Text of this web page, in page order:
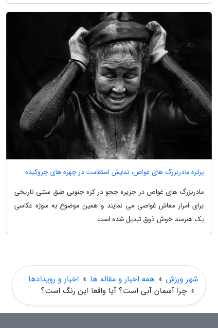
پرتره مادربزرگ های غواص، نمایش استقامت در چهره های چروکیده
مادربزرگ های غواص در جزیره ججو در کره جنوبی طبق سنتی تاریخی
برای امرار معاش غواصی می نمایند و همین موضوع به سوژه عکاسی
یک هنرمند خوش ذوق تبدیل شده است.
شهر ورزش » همه اخبار و مقاله ها » اخبار و رویدادها
» چرا آسمان آبی است؟ آیا واقعا این رنگ است؟